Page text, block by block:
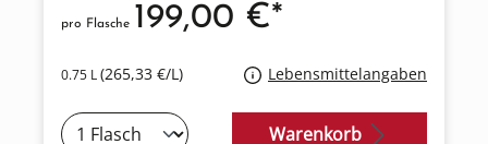
0.75 L(265,33 €/L) Lebensmittelangaben
pro Flasche 199,00 €*
Warenkorb